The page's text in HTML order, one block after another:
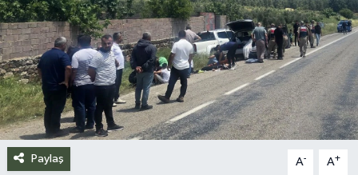
Paylaş A- A+
Siyaset
Spor
Teknoloji
Yazarlar